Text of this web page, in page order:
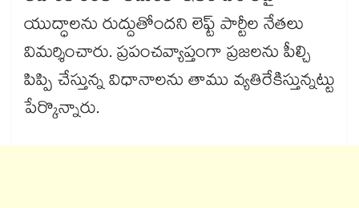
యుద్ధాలను రుద్దుతోందని లెఫ్ట్ పార్టీల నేతలు
విమర్శించారు. ప్రపంచవ్యాప్తంగా ప్రజలను పీల్చి
పిప్పి చేస్తున్న విధానాలను తాము వ్యతిరేకిస్తున్నట్టు
పేర్కొన్నారు.